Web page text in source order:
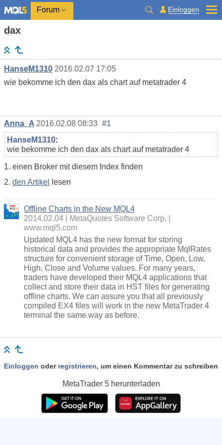
Forum Einloggen
dax
HanseM1310 2016.02.07 17:05
wie bekomme ich den dax als chart auf metatrader 4
Anna_A 2016.02.08 08:33 #1
HanseM1310:
wie bekomme ich den dax als chart auf metatrader 4
1. einen Broker mit diesem Index finden
2. den Artikel lesen
Offline Charts in the New MQL4
2014.02.04
MetaQuotes Software Corp.
www.mql5.com
Updated MQL4 has the new format for storing
historical data and provides the appropriate MqlRates
structure for convenient storage of Time, Open, Low,
High, Close and Volume values. For many years,
traders have developed their MQL4 applications that
collect and store their data in HST files for generating
offline charts. We can assure you that all previously
compiled EX4 files will work in the new MetaTrader 4
terminal the same way as before.
Einloggen oder registrieren, um einen Kommentar zu schreiben
MetaTrader 5herunterladen